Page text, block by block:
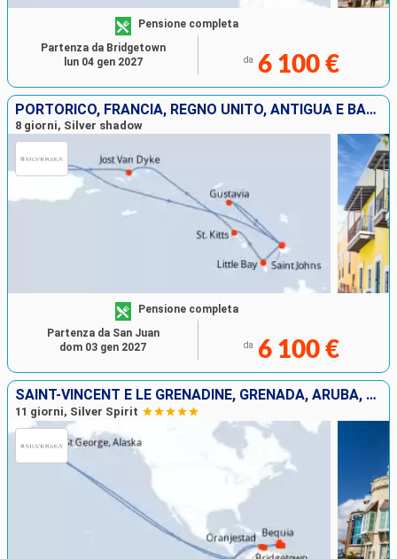
Pensione completa
da 6 100 €
Partenza da Bridgetown
lun 04 gen 2027
PORTORICO, FRANCIA, REGNO UNITO, ANTIGUA E BARBUDA, JOST VAN DYKE
8 giorni, Silver shadow
Pensione completa
da 6 100 €
Partenza da San Juan
dom 03 gen 2027
SAINT-VINCENT E LE GRENADINE, GRENADA, ARUBA, BONAIRE, MARTINICA, SANTA LUCIA, BARBADOS
11 giorni, Silver Spirit